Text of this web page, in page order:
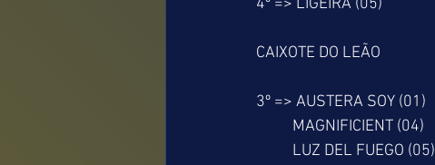
4º => LIGEIRA (05)
CAIXOTE DO LEÃO
3º => AUSTERA SOY (01)
          MAGNIFICIENT (04)
          LUZ DEL FUEGO (05)